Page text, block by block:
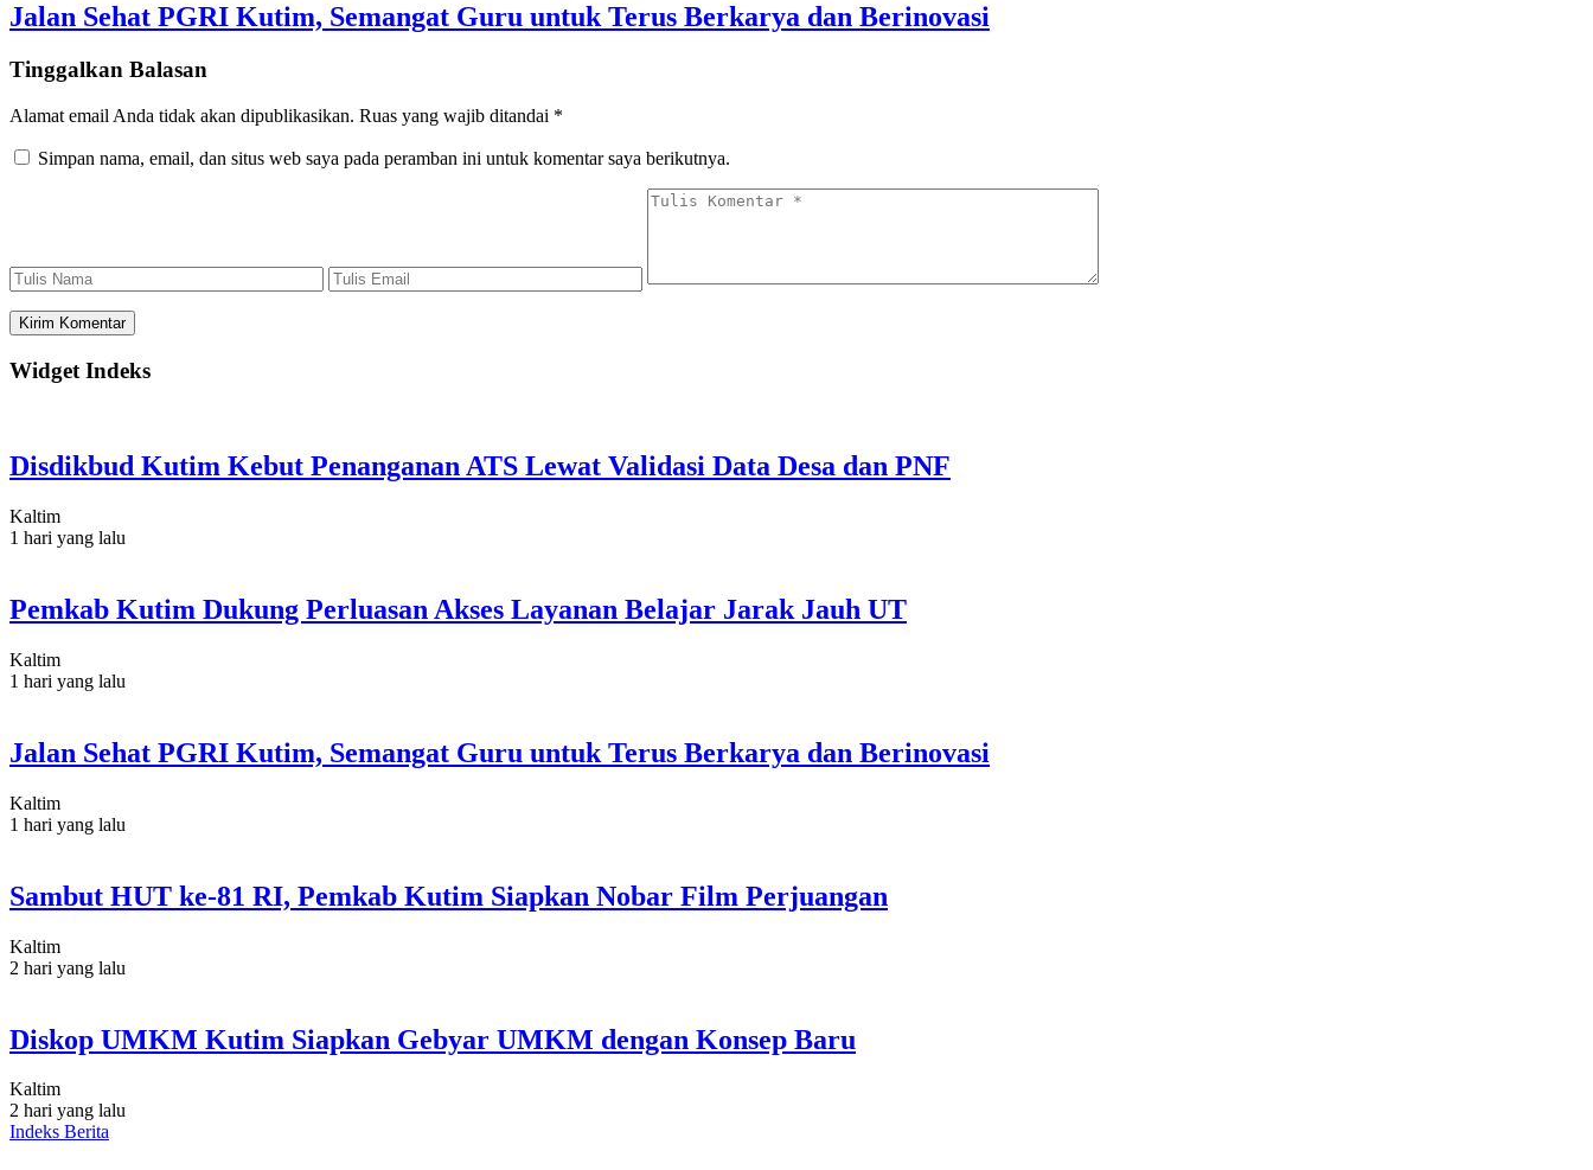
Jalan Sehat PGRI Kutim, Semangat Guru untuk Terus Berkarya dan Berinovasi
Tinggalkan Balasan
Alamat email Anda tidak akan dipublikasikan. Ruas yang wajib ditandai *
Simpan nama, email, dan situs web saya pada peramban ini untuk komentar saya berikutnya.
Widget Indeks
Disdikbud Kutim Kebut Penanganan ATS Lewat Validasi Data Desa dan PNF
Kaltim
1 hari yang lalu
Pemkab Kutim Dukung Perluasan Akses Layanan Belajar Jarak Jauh UT
Kaltim
1 hari yang lalu
Jalan Sehat PGRI Kutim, Semangat Guru untuk Terus Berkarya dan Berinovasi
Kaltim
1 hari yang lalu
Sambut HUT ke-81 RI, Pemkab Kutim Siapkan Nobar Film Perjuangan
Kaltim
2 hari yang lalu
Diskop UMKM Kutim Siapkan Gebyar UMKM dengan Konsep Baru
Kaltim
2 hari yang lalu
Indeks Berita